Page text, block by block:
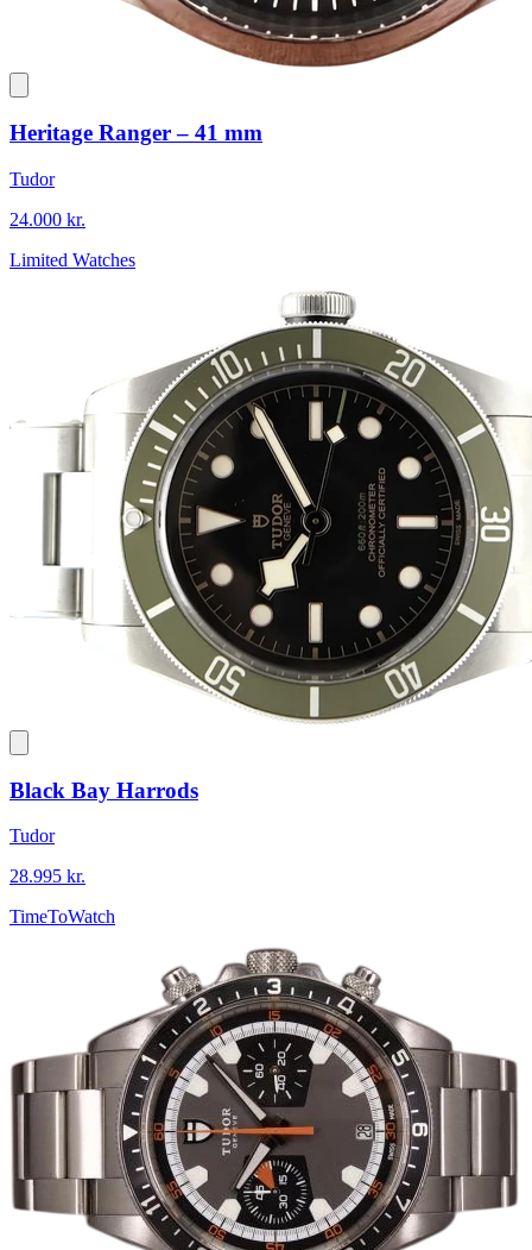
Heritage Ranger – 41 mm
Tudor
24.000 kr.
Limited Watches
Black Bay Harrods
Tudor
28.995 kr.
TimeToWatch